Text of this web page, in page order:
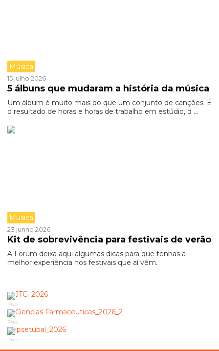
Música
15 julho 2026
5 álbuns que mudaram a história da música
Um álbum é muito mais do que um conjunto de canções. É
o resultado de horas e horas de trabalho em estúdio, d ...
Música
23 junho 2026
Kit de sobrevivência para festivais de verão
A Forum deixa aqui algumas dicas para que tenhas a
melhor experiência nos festivais que aí vêm.
Pub
Pub
Pub